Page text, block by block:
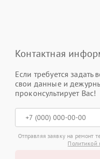
Контактная
Если требуется задать
свои данные и
проконсультирует Вас!
Отправляя заявку на ремонт
Политикой